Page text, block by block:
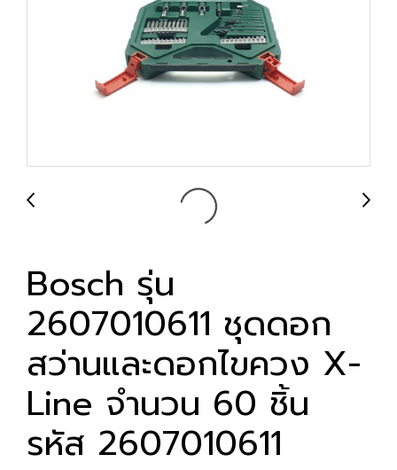
Bosch รุ่น
2607010611 ชุดดอก
สว่านและดอกไขควง X-
Line จำนวน 60 ชิ้น
รหัส 2607010611